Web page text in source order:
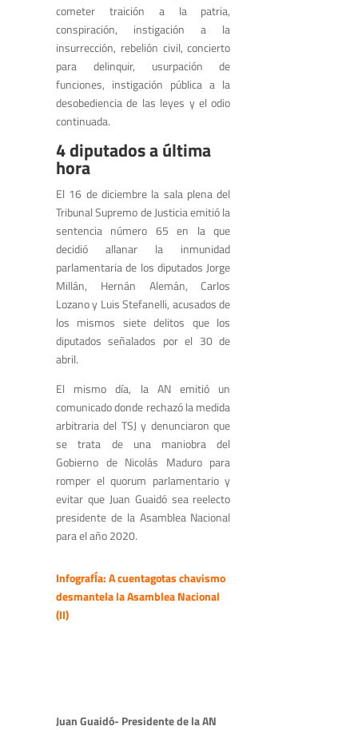
cometer traición a la patria,
conspiración, instigación a la
insurrección, rebelión civil, concierto
para delinquir, usurpación de
funciones, instigación pública a la
desobediencia de las leyes y el odio
continuada.
4 diputados a última
hora
El 16 de diciembre la sala plena del
Tribunal Supremo de Justicia emitió la
sentencia número 65 en la que
decidió allanar la inmunidad
parlamentaria de los diputados Jorge
Millán, Hernán Alemán, Carlos
Lozano y Luis Stefanelli, acusados de
los mismos siete delitos que los
diputados señalados por el 30 de
abril.
El mismo día, la AN emitió un
comunicado donde rechazó la medida
arbitraria del TSJ y denunciaron que
se trata de una maniobra del
Gobierno de Nicolás Maduro para
romper el quorum parlamentario y
evitar que Juan Guaidó sea reelecto
presidente de la Asamblea Nacional
para el año 2020.
InfografÍa: A cuentagotas chavismo
desmantela la Asamblea Nacional
(II)
Juan Guaidó- Presidente de la AN